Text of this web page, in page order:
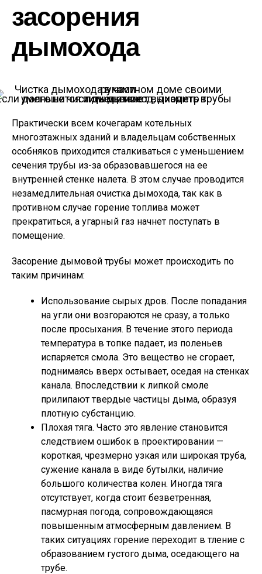
засорения
дымохода
Если долго не чистить дымоход, диаметр трубы уменьшится и дым станет выходить в помещение
Практически всем кочегарам котельных
многоэтажных зданий и владельцам собственных
особняков приходится сталкиваться с уменьшением
сечения трубы из-за образовавшегося на ее
внутренней стенке налета. В этом случае проводится
незамедлительная очистка дымохода, так как в
противном случае горение топлива может
прекратиться, а угарный газ начнет поступать в
помещение.
Засорение дымовой трубы может происходить по
таким причинам:
Использование сырых дров. После попадания
на угли они возгораются не сразу, а только
после просыхания. В течение этого периода
температура в топке падает, из поленьев
испаряется смола. Это вещество не сгорает,
поднимаясь вверх остывает, оседая на стенках
канала. Впоследствии к липкой смоле
прилипают твердые частицы дыма, образуя
плотную субстанцию.
Плохая тяга. Часто это явление становится
следствием ошибок в проектировании —
короткая, чрезмерно узкая или широкая труба,
сужение канала в виде бутылки, наличие
большого количества колен. Иногда тяга
отсутствует, когда стоит безветренная,
пасмурная погода, сопровождающаяся
повышенным атмосферным давлением. В
таких ситуациях горение переходит в тление с
образованием густого дыма, оседающего на
трубе.